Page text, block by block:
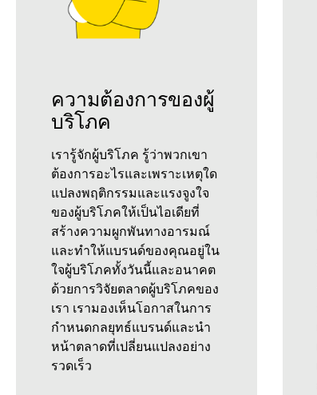
ความต้องการของผู้
บริโภค
เรารู้จักผู้บริโภค รู้ว่าพวกเขา
ต้องการอะไรและเพราะเหตุใด
แปลงพฤติกรรมและแรงจูงใจ
ของผู้บริโภคให้เป็นไอเดียที่
สร้างความผูกพันทางอารมณ์
และทำให้แบรนด์ของคุณอยู่ใน
ใจผู้บริโภคทั้งวันนี้และอนาคต
ด้วยการวิจัยตลาดผู้บริโภคของ
เรา เรามองเห็นโอกาสในการ
กำหนดกลยุทธ์แบรนด์และนำ
หน้าตลาดที่เปลี่ยนแปลงอย่าง
รวดเร็ว